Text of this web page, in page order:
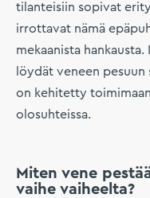
tilanteisiin sopivat
irrottavat nämä
mekaanista hankausta.
löydät veneen
on kehitetty
olosuhteissa.
Miten vene
vaihe vaiheelta?